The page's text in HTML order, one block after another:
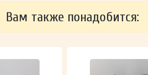
Вам также понадобится: